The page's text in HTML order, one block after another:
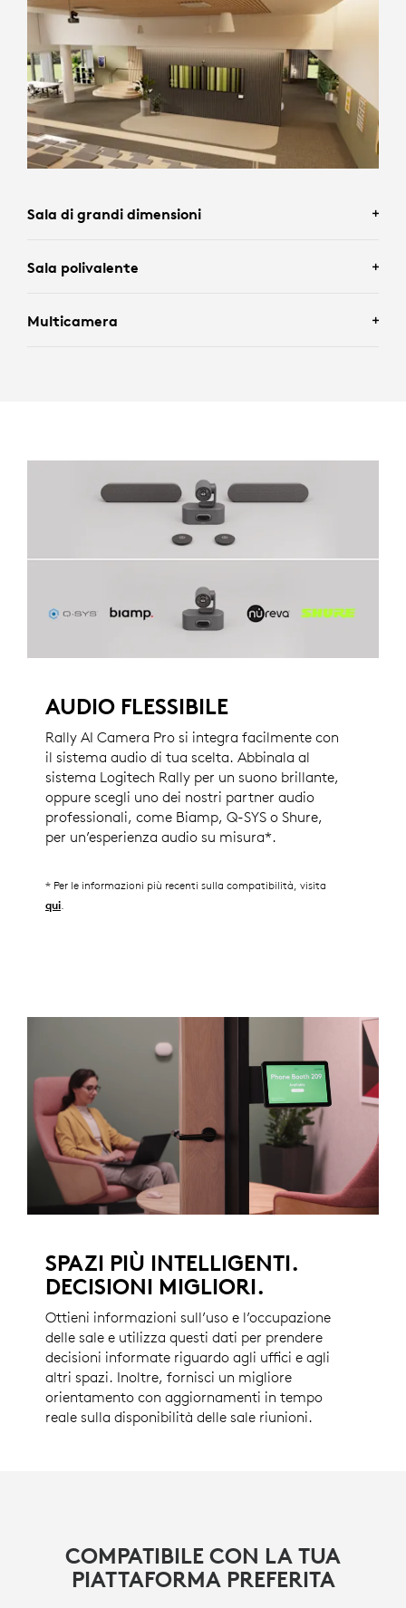
Sala di grandi dimensioni
Sala polivalente
Multicamera
AUDIO FLESSIBILE
Rally AI Camera Pro si integra facilmente con
il sistema audio di tua scelta. Abbinala al
sistema Logitech Rally per un suono brillante,
oppure scegli uno dei nostri partner audio
professionali, come Biamp, Q-SYS o Shure,
per un’esperienza audio su misura*.
* Per le informazioni più recenti sulla compatibilità, visita
qui
SPAZI PIÙ INTELLIGENTI.
DECISIONI MIGLIORI.
Ottieni informazioni sull’uso e l’occupazione
delle sale e utilizza questi dati per prendere
decisioni informate riguardo agli uffici e agli
altri spazi. Inoltre, fornisci un migliore
orientamento con aggiornamenti in tempo
reale sulla disponibilità delle sale riunioni.
COMPATIBILE CON LA TUA
PIATTAFORMA PREFERITA